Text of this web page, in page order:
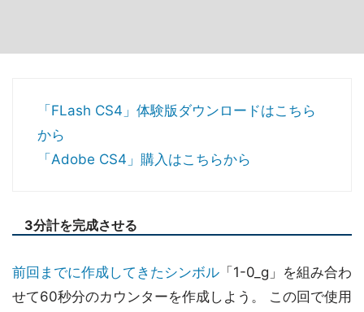
「FLash CS4」体験版ダウンロードはこちら
から
「Adobe CS4」購入はこちらから
3分計を完成させる
前回までに作成してきたシンボル 「1-0_g」を組み合わ
せて60秒分のカウンターを作成しよう。 この回で使用